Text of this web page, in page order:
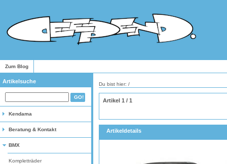
Zum Blog
Artikelsuche
Kendama
Beratung & Kontakt
BMX
Kompletträder
Du bist hier: /
Artikel 1 / 1
Artikeldetails